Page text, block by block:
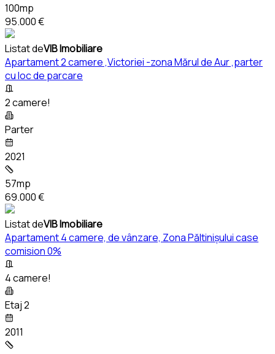
100mp
95.000 €
Listat deVIB Imobiliare
Apartament 2 camere ,Victoriei -zona Mărul de Aur ,parter
cu loc de parcare
2 camere!
Parter
2021
57mp
69.000 €
Listat deVIB Imobiliare
Apartament 4 camere, de vânzare, Zona Păltinișului case
comision 0%
4 camere!
Etaj 2
2011